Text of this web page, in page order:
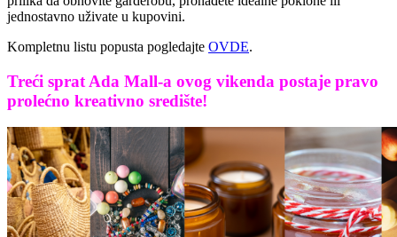
jednostavno uživate u kupovini.
Kompletnu listu popusta pogledajte OVDE.
Treći sprat Ada Mall-a ovog vikenda postaje pravo
prolećno kreativno središte!